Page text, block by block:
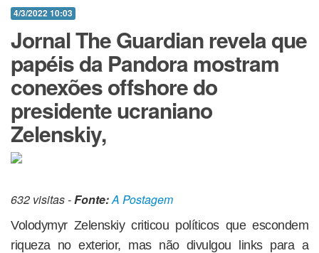
4/3/2022 10:03
Jornal The Guardian revela que
papéis da Pandora mostram
conexões offshore do
presidente ucraniano
Zelenskiy,
632 visitas -Fonte:A Postagem
Volodymyr Zelenskiy criticou políticos que escondem
riqueza no exterior, mas não divulgou links para a